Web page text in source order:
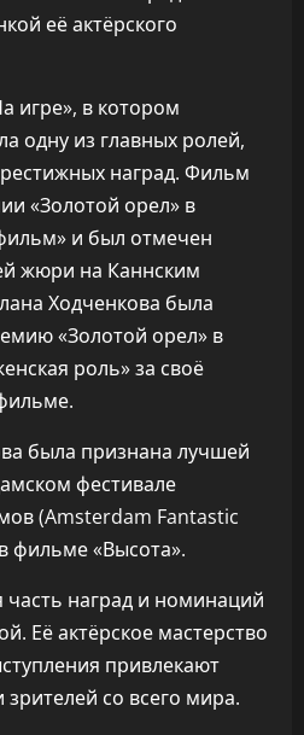
её актёрского
игре», в котором
одну из главных ролей,
наград. Фильм
«Золотой орел» в
и был отмечен
жюри на Каннским
Ходченкова была
«Золотой орел» в
роль» за своё
была признана лучшей
фестивале
(Amsterdam Fantastic
фильме «Высота».
наград и номинаций
Её актёрское мастерство
привлекают
со всего мира.